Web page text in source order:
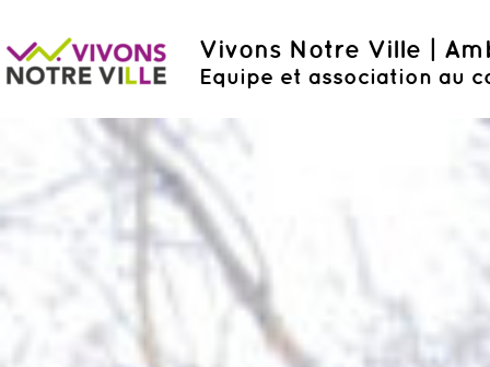
Vivons Notre Ville |
Equipe et association au